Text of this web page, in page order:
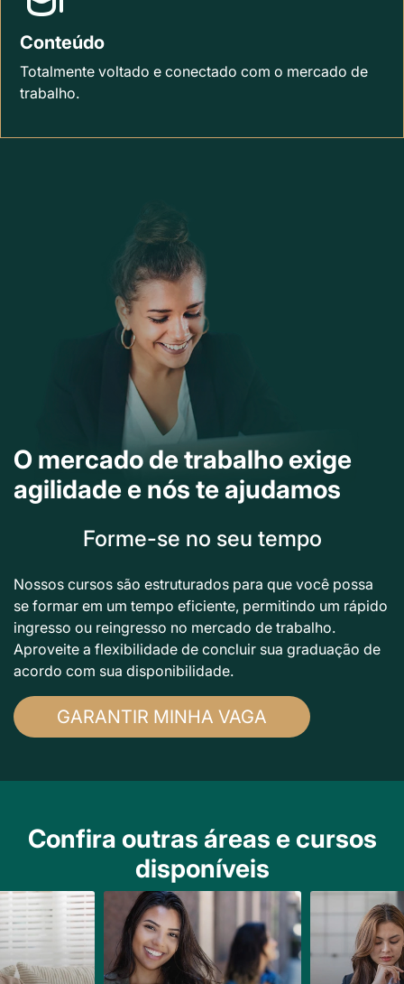
Conteúdo
Totalmente voltado e conectado com o mercado de
trabalho.
O mercado de trabalho exige
agilidade e nós te ajudamos
Forme-se no seu tempo
Nossos cursos são estruturados para que você possa
se formar em um tempo eficiente, permitindo um rápido
ingresso ou reingresso no mercado de trabalho.
Aproveite a flexibilidade de concluir sua graduação de
acordo com sua disponibilidade.
GARANTIR MINHA VAGA
Confira outras áreas e cursos
disponíveis